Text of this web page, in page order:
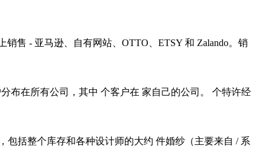
售 - 亚马逊、自有网站、OTTO、ETSY 和 Zalando。销
布在所有公司，其中 个客户在 家自己的公司。 个特许经
括整个库存和各种设计师的大约 件婚纱（主要来自 / 系